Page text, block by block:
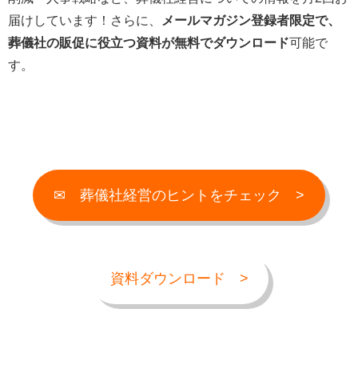
届けしています！さらに、
メールマガジン登録者限定で、
葬儀社の販促に役立つ資料が無料でダウンロード可能で
す。
✉ 葬儀社経営のヒントをチェック >
資料ダウンロード >